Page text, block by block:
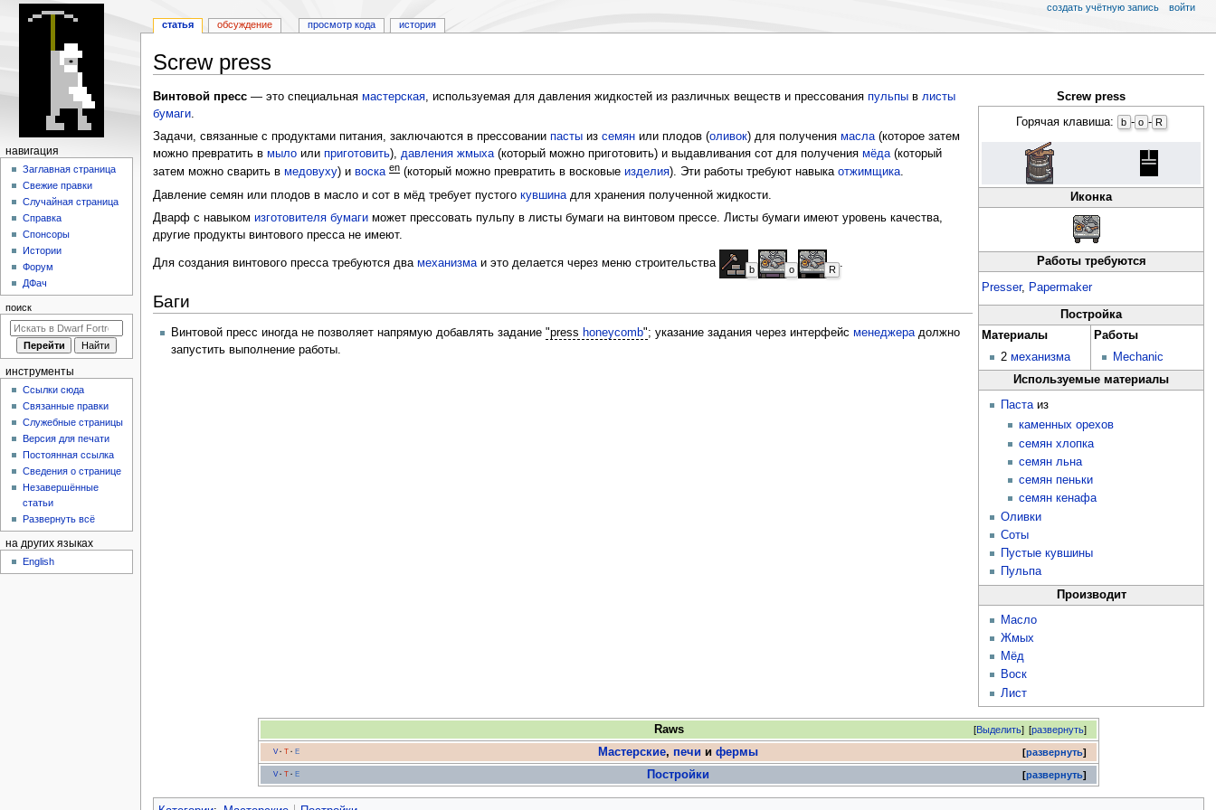
Screw press
Перейти
к
навигации
Перейти
к
поиску
Screw press
Горячая клавиша: b - o - R
╧
Иконка
Работы требуются
Presser, Papermaker
Постройка
Материалы
Работы
2 механизма
Mechanic
Используемые материалы
Пастаиз
каменных орехов
семян хлопка
семян льна
семян пеньки
семян кенафа
Оливки
Соты
Пустые кувшины
Пульпа
Производит
Масло
Жмых
Мёд
Воск
Лист
Винтовой пресс— это специальная мастерская, используемая для давления жидкостей из различных веществ и прессования пульпыв листы
бумаги.
Задачи, связанные с продуктами питания, заключаются в прессовании пастыиз семянили плодов (оливок) для получения масла(которое затем
можно превратить в мылоили приготовить), давления жмыха(который можно приготовить) и выдавливания сот для получения мёда(который
затем можно сварить в медовуху) и воска en(который можно превратить в восковые изделия). Эти работы требуют навыка отжимщика.
Давление семян или плодов в масло и сот в мёд требует пустого кувшинадля хранения полученной жидкости.
Дварф с навыком изготовителя бумагиможет прессовать пульпу в листы бумаги на винтовом прессе. Листы бумаги имеют уровень качества,
другие продукты винтового пресса не имеют.
Для создания винтового пресса требуются два механизмаи это делается через меню строительства b o R .
Баги
Винтовой пресс иногда не позволяет напрямую добавлять задание "press honeycomb"; указание задания через интерфейс менеджерадолжно
запустить выполнение работы.
[развернуть]
[Выделить]
Raws
развернуть
V·T · E Мастерские, печи ифермы
развернуть
V ·T · E Постройки
Н
и
я
статья обсуждение просмотр кода история
создать учётную запись войти
навигация
Заглавная страница
Свежие правки
Случайная страница
Справка
Спонсоры
Истории
Форум
ДФач
поиск
инструменты
Ссылки сюда
Связанные правки
Служебные страницы
Версия для печати
Постоянная ссылка
Сведения о странице
Незавершённые
статьи
Развернуть всё
на других языках
English